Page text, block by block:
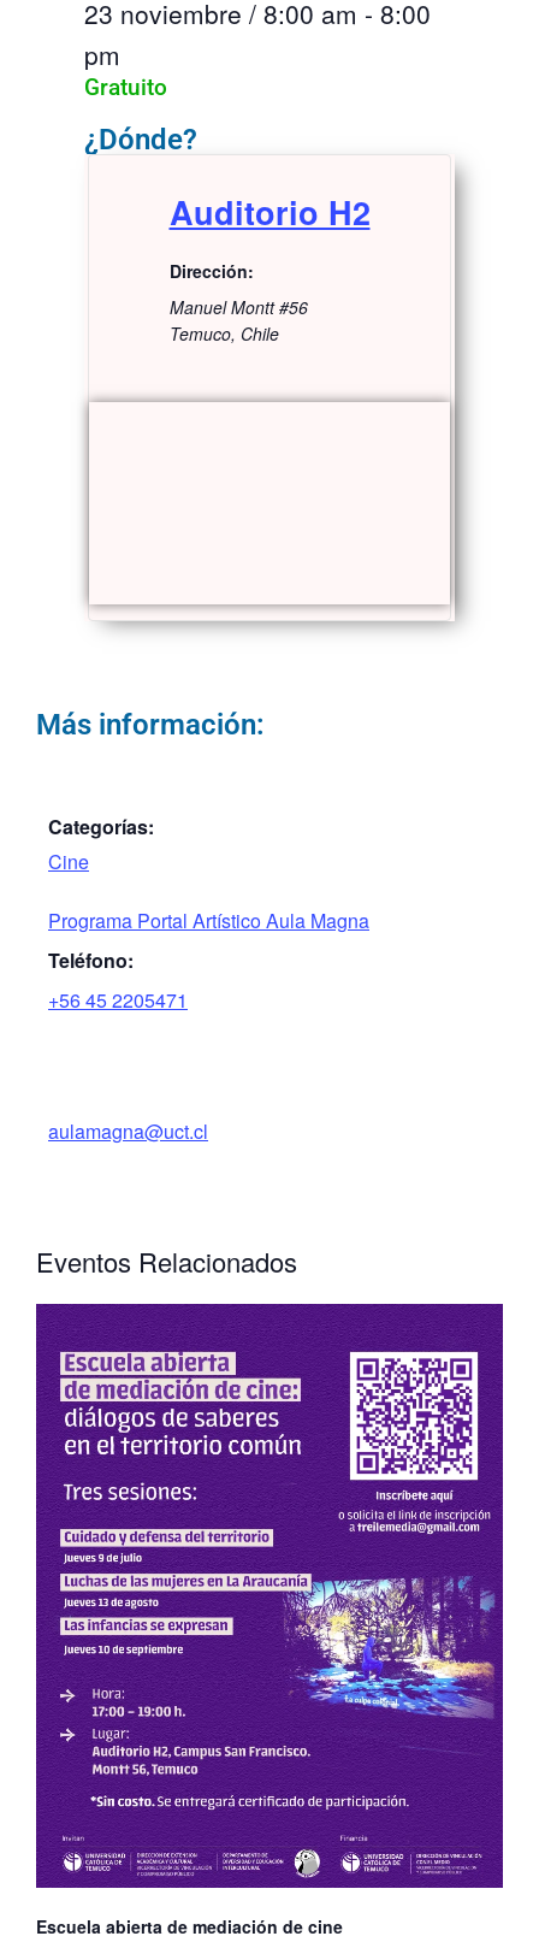
23 noviembre / 8:00 am - 8:00
pm
Gratuito
¿Dónde?
Auditorio H2
Dirección:
Manuel Montt #56
Temuco, Chile
Más información:
Categorías:
Cine
Programa Portal Artístico Aula Magna
Teléfono:
+56 45 2205471
aulamagna@uct.cl
Eventos Relacionados
Escuela abierta de mediación de cine